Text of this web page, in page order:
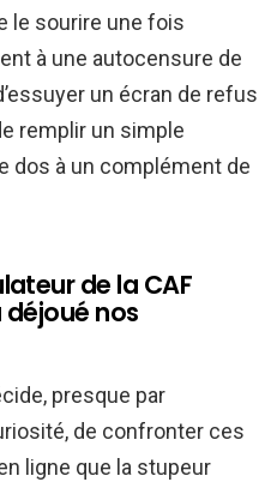
le sourire une fois
à une autocensure de
un écran de refus
remplir un simple
dos à un complément de
de la CAF
nos
presque par
de confronter ces
ligne que la stupeur